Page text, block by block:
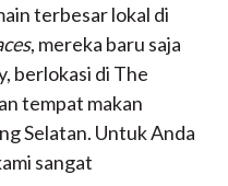
terbesar lokal di
, mereka baru saja
berlokasi di The
tempat makan
Selatan. Untuk Anda
sangat